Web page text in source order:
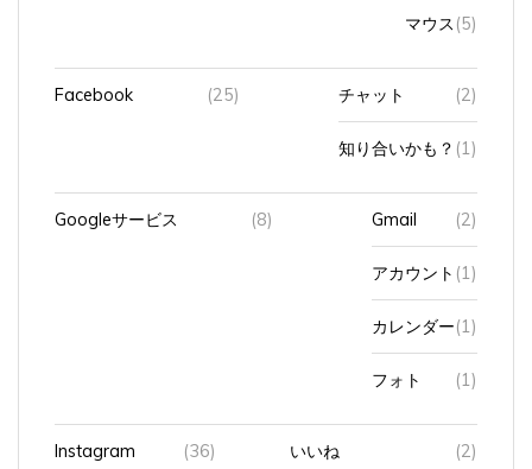
マウス (5)
Facebook (25) (2)
知り合いかも？ (1)
Googleサービス (8) Gmail (2)
アカウント (1)
カレンダー (1)
(1)
Instagram (36) (2)